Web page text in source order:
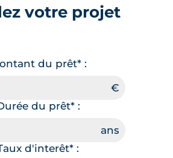
votre projet
du prêt* :
du prêt* :
d'interêt* :